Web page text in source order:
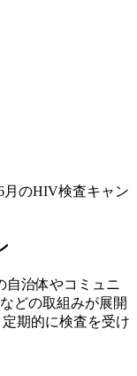
月のHIV検査キャン
自治体やコミュニ
どの取組みが展開
期的に検査を受け